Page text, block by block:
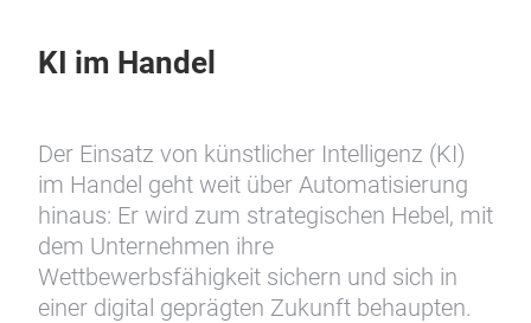
KI im Handel
Der Einsatz von künstlicher Intelligenz (KI)
im Handel geht weit über Automatisierung
hinaus: Er wird zum strategischen Hebel, mit
dem Unternehmen ihre
Wettbewerbsfähigkeit sichern und sich in
einer digital geprägten Zukunft behaupten.